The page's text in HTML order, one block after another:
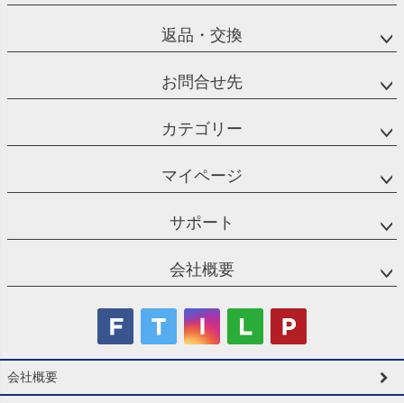
返品・交換
お問合せ先
カテゴリー
マイページ
サポート
会社概要
会社概要